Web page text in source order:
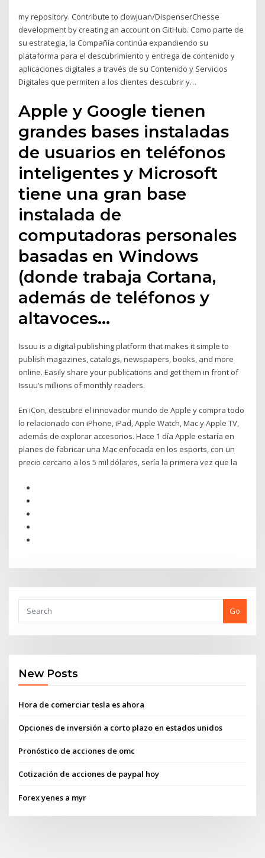
my repository. Contribute to clowjuan/DispenserChesse
development by creating an account on GitHub. Como parte de
su estrategia, la Compañía continúa expandiendo su
plataforma para el descubrimiento y entrega de contenido y
aplicaciones digitales a través de su Contenido y Servicios
Digitales que permiten a los clientes descubrir y…
Apple y Google tienen
grandes bases instaladas
de usuarios en teléfonos
inteligentes y Microsoft
tiene una gran base
instalada de
computadoras personales
basadas en Windows
(donde trabaja Cortana,
además de teléfonos y
altavoces…
Issuu is a digital publishing platform that makes it simple to
publish magazines, catalogs, newspapers, books, and more
online. Easily share your publications and get them in front of
Issuu’s millions of monthly readers.
En iCon, descubre el innovador mundo de Apple y compra todo
lo relacionado con iPhone, iPad, Apple Watch, Mac y Apple TV,
además de explorar accesorios. Hace 1 día Apple estaría en
planes de fabricar una Mac enfocada en los esports, con un
precio cercano a los 5 mil dólares, sería la primera vez que la
Go
New Posts
Hora de comerciar tesla es ahora
Opciones de inversión a corto plazo en estados unidos
Pronóstico de acciones de omc
Cotización de acciones de paypal hoy
Forex yenes a myr